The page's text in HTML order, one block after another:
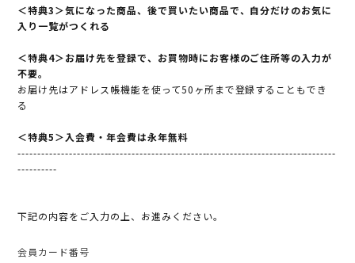
＜特典3＞気になった商品、後で買いたい商品で、自分だけのお気に
入り一覧がつくれる
＜特典4＞お届け先を登録で、お買物時にお客様のご住所等の入力が
不要。
お届け先はアドレス帳機能を使って50ヶ所まで登録することもでき
る
＜特典5＞入会費・年会費は永年無料
---------------------------------------------------------------------------------
----------
下記の内容をご入力の上、お進みください。
会員カード番号